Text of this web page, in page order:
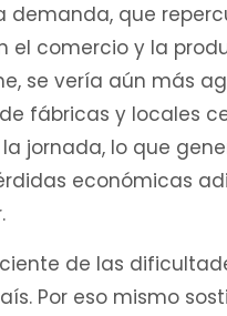
demanda, que
el comercio y la
se vería aún más
fábricas y locales
jornada, lo que
económicas
de las
Por eso mismo